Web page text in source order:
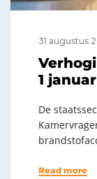
31 augustus
1
De
Read more